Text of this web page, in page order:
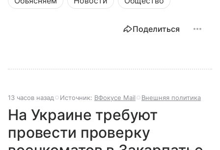
Поделиться
13 часов назад Источник: ВФокусе Mail Внешняя политика
На Украине требуют
провести проверку